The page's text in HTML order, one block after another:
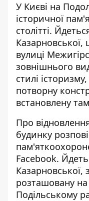
У Києві на
історичної
столітті.
Казарновської,
вулиці
зовнішнього
стилі
потворну
встановлену
Про
будинку
Facebook.
Казарновської,
розташовану
Подільському